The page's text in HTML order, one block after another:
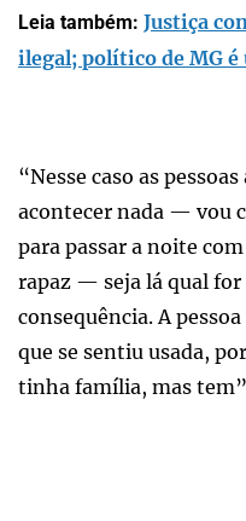
Leia também: Justiça
ilegal; político de MG é
“Nesse caso as
acontecer nada — vou
para passar a noite
rapaz — seja lá qual for
consequência. A
que se sentiu usada,
tinha família, mas